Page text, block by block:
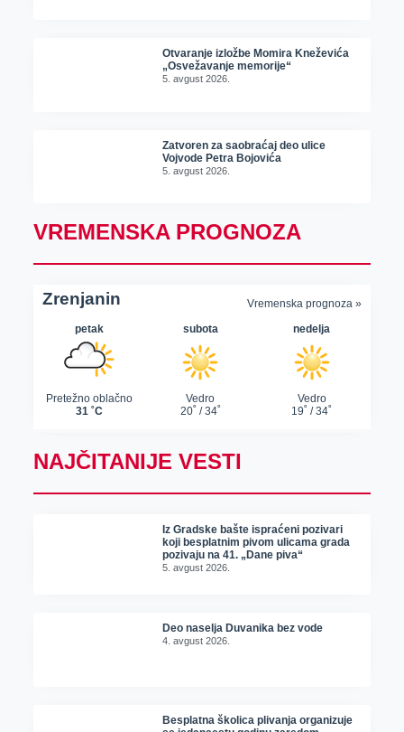
Otvaranje izložbe Momira Kneževića
„Osvežavanje memorije“
5. avgust 2026.
Zatvoren za saobraćaj deo ulice
Vojvode Petra Bojovića
5. avgust 2026.
VREMENSKA PROGNOZA
NAJČITANIJE VESTI
Iz Gradske bašte ispraćeni pozivari
koji besplatnim pivom ulicama grada
pozivaju na 41. „Dane piva“
5. avgust 2026.
Deo naselja Duvanika bez vode
4. avgust 2026.
Besplatna školica plivanja organizuje